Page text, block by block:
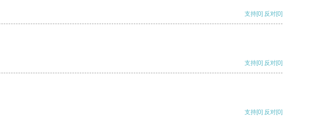
支持[0] 反对[0]
支持[0] 反对[0]
支持[0] 反对[0]